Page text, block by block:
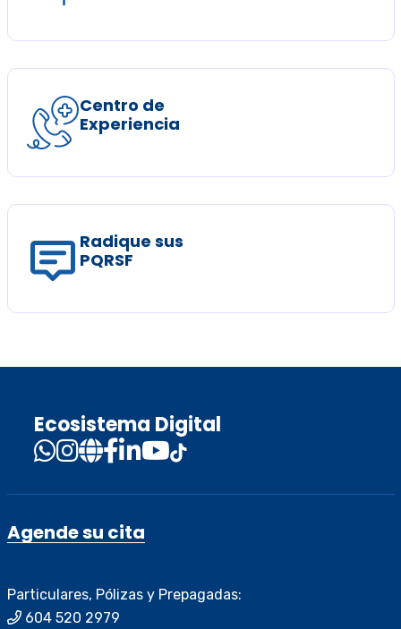
Centro de
Experiencia
Radique sus
PQRSF
Ecosistema Digital
Agende su cita
Particulares, Pólizas y Prepagadas:
604 520 2979